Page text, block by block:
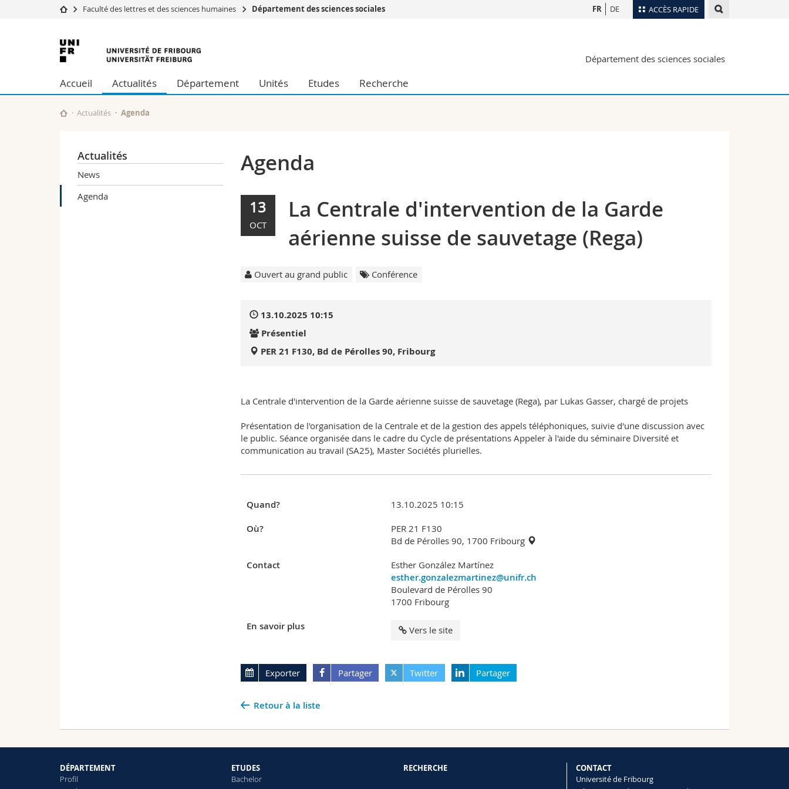
ACCÈS RAPIDE
Université
Recherche
Université
Formation continue
Sciences économiques et sociales et management
Lettres et sciences humaines
Chercheurs
Plan d'accès
Webmail
FR DE
Faculté des lettres et des sciences humaines Département des sciences sociales
Université
de
Fribourg
Département des sciences sociales
Accueil Actualités Département Unités Etudes Recherche
Actualités Agenda
Actualités
News
Agenda
Agenda
13
OCT
La Centrale d'intervention de la Garde
aérienne suisse de sauvetage (Rega)
Ouvert au grand public Conférence
13.10.2025 10:15
Présentiel
PER 21 F130, Bd de Pérolles 90, Fribourg
La Centrale d'intervention de la Garde aérienne suisse de sauvetage (Rega), par Lukas Gasser, chargé de projets
Présentation de l'organisation de la Centrale et de la gestion des appels téléphoniques, suivie d'une discussion avec
le public. Séance organisée dans le cadre du Cycle de présentations Appeler à l'aide du séminaire Diversité et
communication au travail (SA25), Master Sociétés plurielles.
Quand? 13.10.2025 10:15
Où?
PER 21 F130
Bd de Pérolles 90, 1700 Fribourg
Contact Esther González Martínez
esther.gonzalezmartinez@unifr.ch
Boulevard de Pérolles 90
1700 Fribourg
En savoir plus Vers le site
Exporter Partager Twitter Partager
Retour à la liste
DÉPARTEMENT
Profil
ETUDES
Bachelor
RECHERCHE
CONTACT
Université de Fribourg